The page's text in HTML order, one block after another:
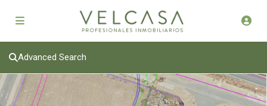
Advanced Search